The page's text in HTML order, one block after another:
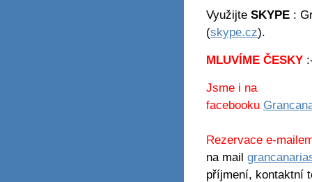
Využijte SKYPE :
(skype.cz).
MLUVÍME ČESKY
Jsme i na
facebooku
Rezervace e-
na mail
příjmení, kontaktní